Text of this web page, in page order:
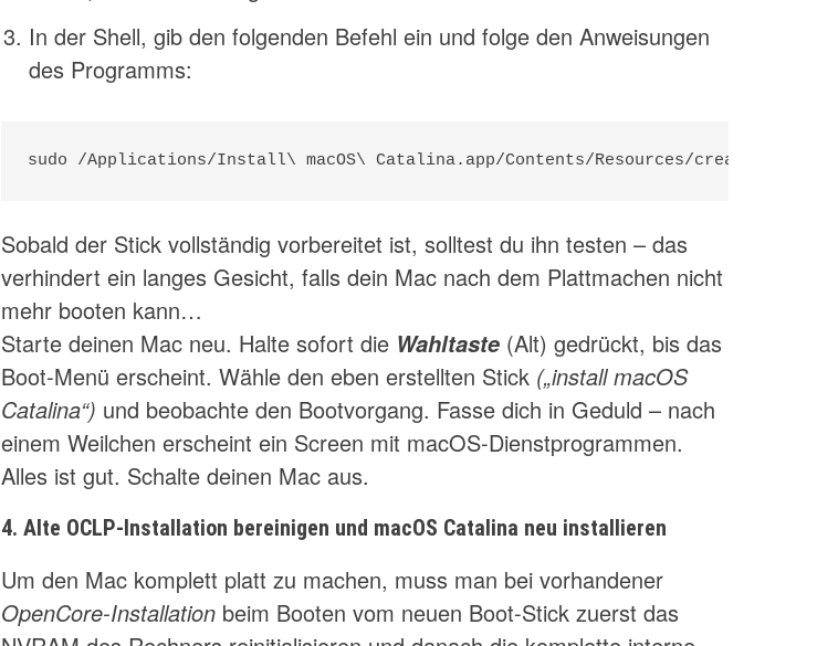
In der Shell, gib den folgenden Befehl ein und folge den Anweisungen
des Programms:
sudo /Applications/Install\ macOS\ Catalina.app/Contents/Resources/
Sobald der Stick vollständig vorbereitet ist, solltest du ihn testen – das
verhindert ein langes Gesicht, falls dein Mac nach dem Plattmachen nicht
mehr booten kann…
Starte deinen Mac neu. Halte sofort die Wahltaste (Alt) gedrückt, bis das
Boot-Menü erscheint. Wähle den eben erstellten Stick („install macOS
Catalina“) und beobachte den Bootvorgang. Fasse dich in Geduld – nach
einem Weilchen erscheint ein Screen mit macOS-Dienstprogrammen.
Alles ist gut. Schalte deinen Mac aus.
4. Alte OCLP-Installation bereinigen und macOS Catalina neu installieren
Um den Mac komplett platt zu machen, muss man bei vorhandener
OpenCore-Installation beim Booten vom neuen Boot-Stick zuerst das